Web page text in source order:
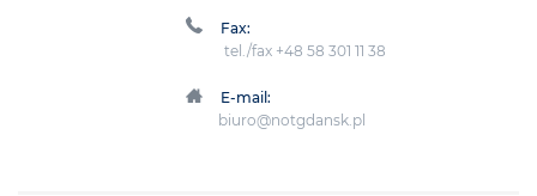
Fax:
tel./fax +48 58 301 11 38
E-mail:
biuro@notgdansk.pl